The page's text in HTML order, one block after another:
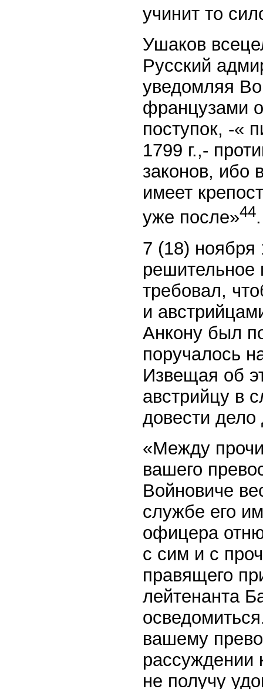
учинит то
Ушаков
Русский
уведомляя
французами
поступок, -«
1799 г.,-
законов, ибо
имеет
уже после»44.
7 (18) ноября
решительное
требовал,
и
Анкону был
поручалось
Извещая об
австрийцу в
довести
«Между
вашего
Войновиче
службе его
офицера
с сим и с
правящего
лейтенанта
вашему
рассуждении
не получу